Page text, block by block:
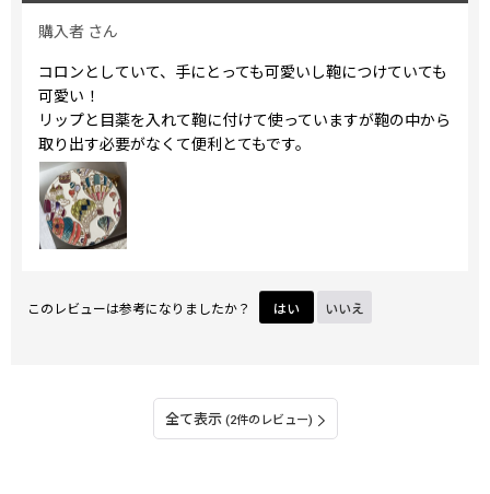
購入者 さん
コロンとしていて、手にとっても可愛いし鞄につけていても
可愛い！
リップと目薬を入れて鞄に付けて使っていますが鞄の中から
取り出す必要がなくて便利とてもです。
このレビューは参考になりましたか？ はい いいえ
全て表示 (2件のレビュー)